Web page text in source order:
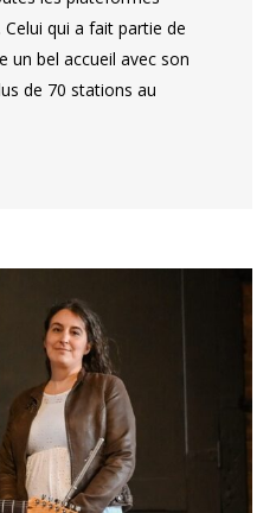
qui a fait partie de
un bel accueil avec son
de 70 stations au